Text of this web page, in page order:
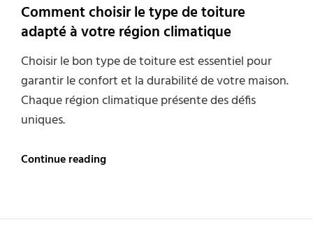
Comment choisir le type de toiture
adapté à votre région climatique
Choisir le bon type de toiture est essentiel pour
garantir le confort et la durabilité de votre maison.
Chaque région climatique présente des défis
uniques.
Continue readingComment
de